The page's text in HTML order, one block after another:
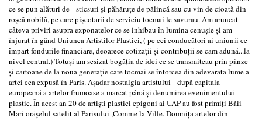
ce se pun alături de sticsuri şi păhăruţe de pălincă sau cu vin de cioată din
roşcă nobilă, pe care pişcotarii de serviciu tocmai le savurau. Am aruncat
câteva priviri asupra exponatelor ce se inhibau în lumina cenuşie şi am
înjurat în gând Uniunea Artistilor Plastici, ( pe cei conducători ai uniunii ce
împart fondurile financiare, deoarece cotizaţii şi contribuţii se cam adună...la
nivel central.) Totuşi am sesizat bogăţia de idei ce se transmiteau prin pânze
şi cartoane de la noua generaţie care tocmai se întorcea din adevarata lume a
artei cea expusă în Paris. Aşadar nostalgia artistului după capitala
europeană a artelor frumoase a marcat până şi denumirea evenimentului
plastic. În acest an 20 de artişti plastici epigoni ai UAP au fost primiţi Băii
Mari orăşelul satelit al Parisului ,Comme la Ville. Domniţa artelor din